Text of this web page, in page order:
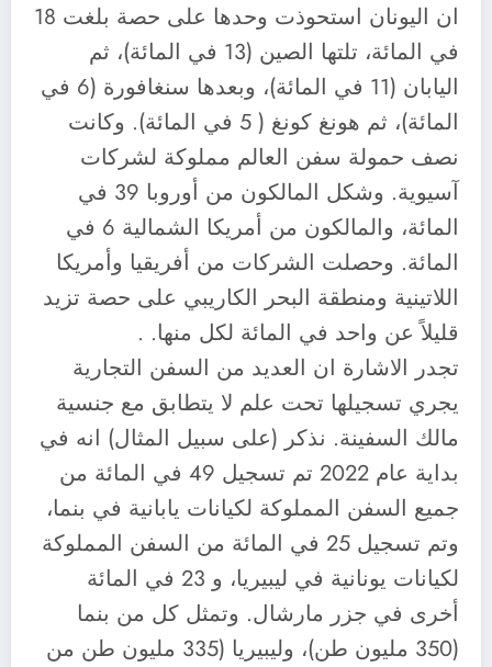
ان اليونان استحوذت وحدها على حصة بلغت 18
في المائة، تلتها الصين (13 في المائة)، ثم
اليابان (11 في المائة)، وبعدها سنغافورة (6 في
المائة)، ثم هونغ كونغ ( 5 في المائة). وكانت
نصف حمولة سفن العالم مملوكة لشركات
آسيوية. وشكل المالكون من أوروبا 39 في
المائة، والمالكون من أمريكا الشمالية 6 في
المائة. وحصلت الشركات من أفريقيا وأمريكا
اللاتينية ومنطقة البحر الكاريبي على حصة تزيد
قليلاً عن واحد في المائة لكل منها. .
تجدر الاشارة ان العديد من السفن التجارية
يجري تسجيلها تحت علم لا يتطابق مع جنسية
مالك السفينة. نذكر (على سبيل المثال) انه في
بداية عام 2022 تم تسجيل 49 في المائة من
جميع السفن المملوكة لكيانات يابانية في بنما،
وتم تسجيل 25 في المائة من السفن المملوكة
لكيانات يونانية في ليبيريا، و 23 في المائة
أخرى في جزر مارشال. وتمثل كل من بنما
(350 مليون طن)، وليبيريا (335 مليون طن من